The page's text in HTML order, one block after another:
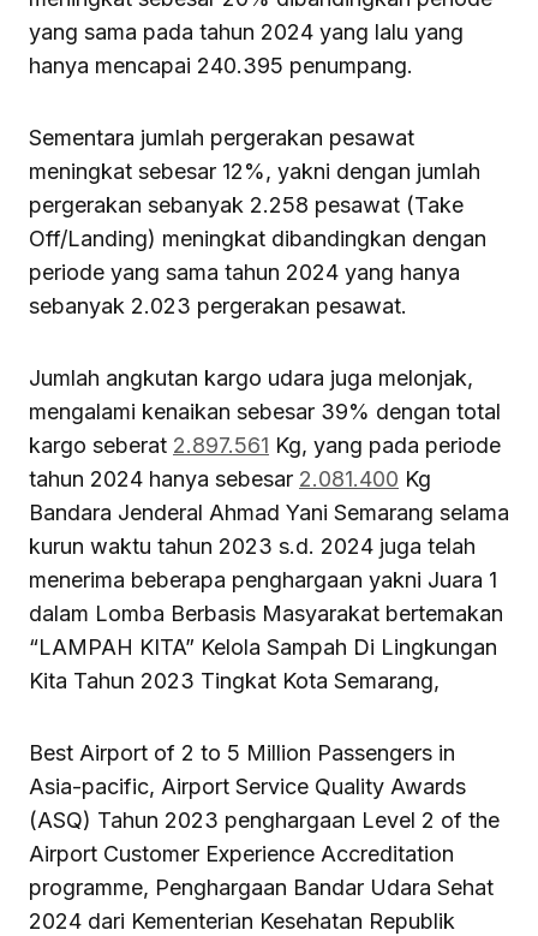
yang sama pada tahun 2024 yang lalu yang
hanya mencapai 240.395 penumpang.
Sementara jumlah pergerakan pesawat
meningkat sebesar 12%, yakni dengan jumlah
pergerakan sebanyak 2.258 pesawat (Take
Off/Landing) meningkat dibandingkan dengan
periode yang sama tahun 2024 yang hanya
sebanyak 2.023 pergerakan pesawat.
Jumlah angkutan kargo udara juga melonjak,
mengalami kenaikan sebesar 39% dengan total
kargo seberat 2.897.561 Kg, yang pada periode
tahun 2024 hanya sebesar 2.081.400 Kg
Bandara Jenderal Ahmad Yani Semarang selama
kurun waktu tahun 2023 s.d. 2024 juga telah
menerima beberapa penghargaan yakni Juara 1
dalam Lomba Berbasis Masyarakat bertemakan
“LAMPAH KITA” Kelola Sampah Di Lingkungan
Kita Tahun 2023 Tingkat Kota Semarang,
Best Airport of 2 to 5 Million Passengers in
Asia-pacific, Airport Service Quality Awards
(ASQ) Tahun 2023 penghargaan Level 2 of the
Airport Customer Experience Accreditation
programme, Penghargaan Bandar Udara Sehat
2024 dari Kementerian Kesehatan Republik